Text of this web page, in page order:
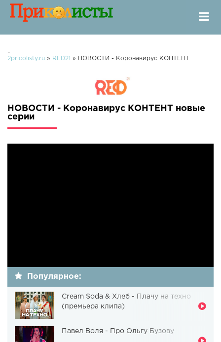
-
2pricolisty.ru » RED21 » НОВОСТИ - Коронавирус КОНТЕНТ
НОВОСТИ - Коронавирус КОНТЕНТ новые
серии
Популярное:
Cream Soda & Хлеб - Плачу на техно
(премьера клипа)
Павел Воля - Про Ольгу Бузову